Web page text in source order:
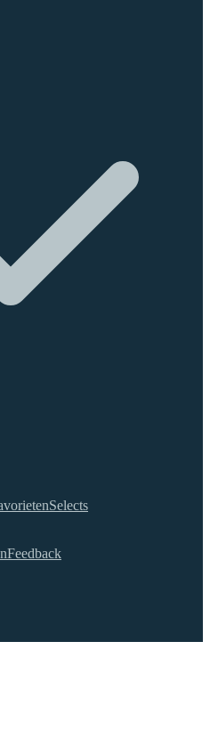
Selects
Feedback